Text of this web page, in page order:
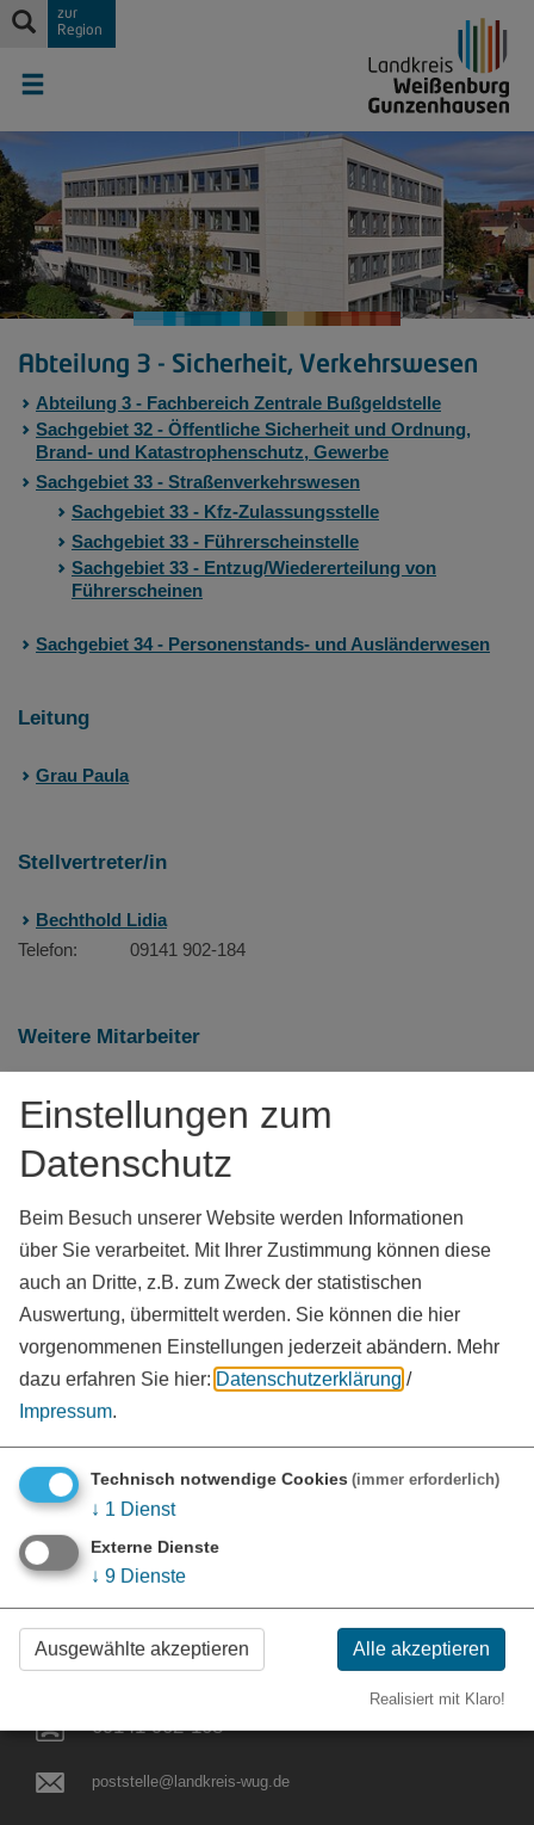
zur
Region
Abteilung 3 - Sicherheit, Verkehrswesen
Abteilung 3 - Fachbereich Zentrale Bußgeldstelle
Sachgebiet 32 - Öffentliche Sicherheit und Ordnung,
Brand- und Katastrophenschutz, Gewerbe
Sachgebiet 33 - Straßenverkehrswesen
Sachgebiet 33 - Kfz-Zulassungsstelle
Sachgebiet 33 - Führerscheinstelle
Sachgebiet 33 - Entzug/Wiedererteilung von
Führerscheinen
Sachgebiet 34 - Personenstands- und Ausländerwesen
Leitung
Grau Paula
Stellvertreter/in
Bechthold Lidia
Telefon:
09141 902-184
Weitere Mitarbeiter
Rauenbusch Heike
KONTAKT
Landratsamt Weißenburg-Gunzenhausen
Bahnhofstraße 2
09141 902-0
09141 902-108
poststelle@landkreis-wug.de
Einstellungen zum
Datenschutz
Beim Besuch unserer Website werden Informationen
über Sie verarbeitet. Mit Ihrer Zustimmung können diese
auch an Dritte, z.B. zum Zweck der statistischen
Auswertung, übermittelt werden. Sie können die hier
vorgenommenen Einstellungen jederzeit abändern. Mehr
dazu erfahren Sie hier: Datenschutzerklärung /
Impressum.
Technisch notwendige Cookies (immer erforderlich)
↓ 1 Dienst
Externe Dienste
↓ 9 Dienste
Ausgewählte akzeptieren Alle akzeptieren
Realisiert mit Klaro!